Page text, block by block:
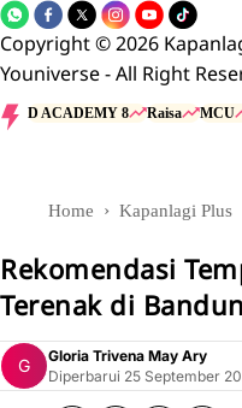
Copyright © 2026
Youniverse - All Right
D ACADEMY 8 Raisa MCU
Home Kapanlagi Plus
Rekomendasi
Terenak di
Gloria Trivena May Ary
Diperbarui 25 September